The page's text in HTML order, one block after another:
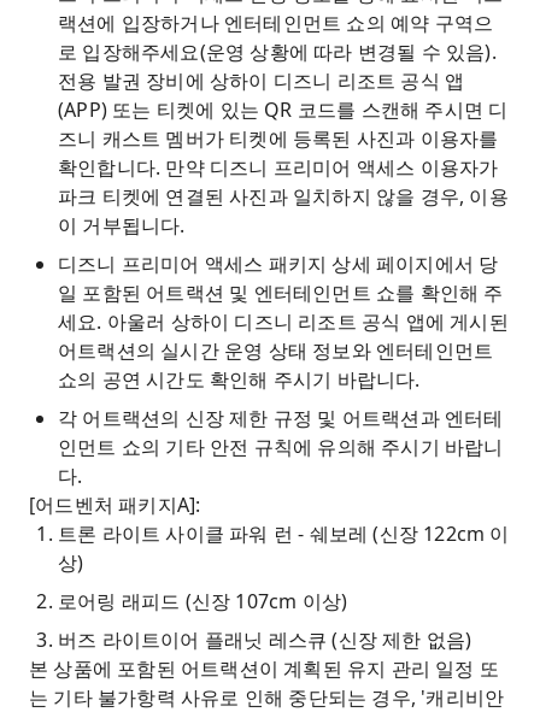
랙션에 입장하거나 엔터테인먼트 쇼의 예약 구역으
로 입장해주세요(운영 상황에 따라 변경될 수 있음).
전용 발권 장비에 상하이 디즈니 리조트 공식 앱
(APP) 또는 티켓에 있는 QR 코드를 스캔해 주시면 디
즈니 캐스트 멤버가 티켓에 등록된 사진과 이용자를
확인합니다. 만약 디즈니 프리미어 액세스 이용자가
파크 티켓에 연결된 사진과 일치하지 않을 경우, 이용
이 거부됩니다.
디즈니 프리미어 액세스 패키지 상세 페이지에서 당
일 포함된 어트랙션 및 엔터테인먼트 쇼를 확인해 주
세요. 아울러 상하이 디즈니 리조트 공식 앱에 게시된
어트랙션의 실시간 운영 상태 정보와 엔터테인먼트
쇼의 공연 시간도 확인해 주시기 바랍니다.
각 어트랙션의 신장 제한 규정 및 어트랙션과 엔터테
인먼트 쇼의 기타 안전 규칙에 유의해 주시기 바랍니
다.
[어드벤처 패키지A]:
트론 라이트 사이클 파워 런 - 쉐보레 (신장 122cm 이
상)
로어링 래피드 (신장 107cm 이상)
버즈 라이트이어 플래닛 레스큐 (신장 제한 없음)
본 상품에 포함된 어트랙션이 계획된 유지 관리 일정 또
는 기타 불가항력 사유로 인해 중단되는 경우, '캐리비안